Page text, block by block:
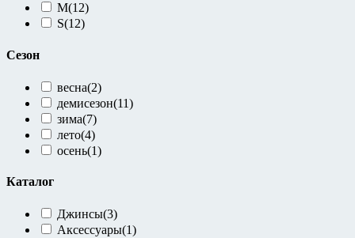
M(12)
S(12)
Сезон
весна(2)
демисезон(11)
зима(7)
лето(4)
осень(1)
Каталог
Джинсы(3)
Аксессуары(1)